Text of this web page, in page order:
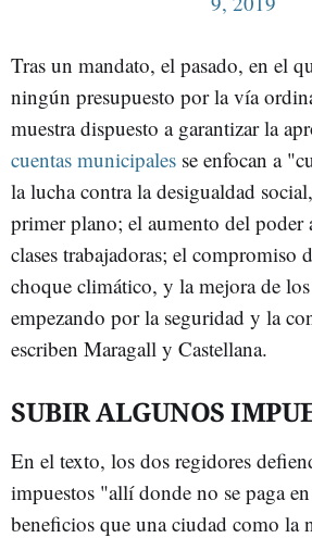
Tras un mandato, el pasado, en el
ningún presupuesto por la vía
muestra dispuesto a garantizar la
cuentas municipales se enfocan a
la lucha contra la desigualdad
primer plano; el aumento del poder
clases trabajadoras; el compromiso
choque climático, y la mejora de
empezando por la seguridad y la
escriben Maragall y Castellana.
SUBIR ALGUNOS
En el texto, los dos regidores
impuestos "allí donde no se paga
beneficios que una ciudad como la